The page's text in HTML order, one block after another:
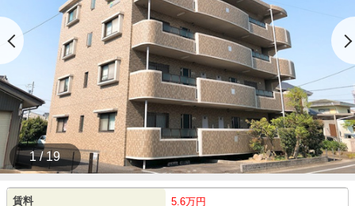
1 / 19
賃料 5.6万円